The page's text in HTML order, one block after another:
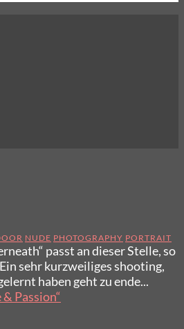
NUDE PHOTOGRAPHY PORTRAIT
passt an dieser Stelle, so
sehr kurzweiliges shooting,
haben geht zu ende...